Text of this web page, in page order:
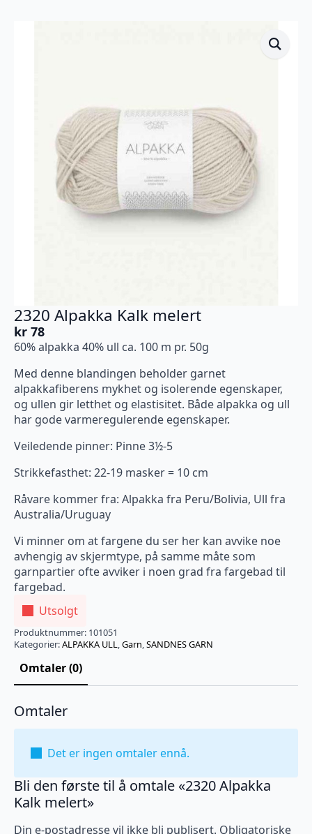
2320 Alpakka Kalk melert
kr 78
60% alpakka 40% ull ca. 100 m pr. 50g
Med denne blandingen beholder garnet
alpakkafiberens mykhet og isolerende egenskaper,
og ullen gir letthet og elastisitet. Både alpakka og ull
har gode varmeregulerende egenskaper.
Veiledende pinner: Pinne 3½-5
Strikkefasthet: 22-19 masker = 10 cm
Råvare kommer fra: Alpakka fra Peru/Bolivia, Ull fra
Australia/Uruguay
Vi minner om at fargene du ser her kan avvike noe
avhengig av skjermtype, på samme måte som
garnpartier ofte avviker i noen grad fra fargebad til
fargebad.
Utsolgt
Produktnummer: 101051
Kategorier:ALPAKKA ULL,Garn,SANDNES GARN
Omtaler (0)
Omtaler
Det er ingen omtaler ennå.
Bli den første til å omtale «2320 Alpakka
Kalk melert»
Din e-postadresse vil ikke bli publisert. Obligatoriske